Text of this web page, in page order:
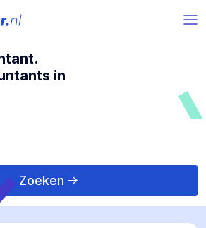
in
Zoeken